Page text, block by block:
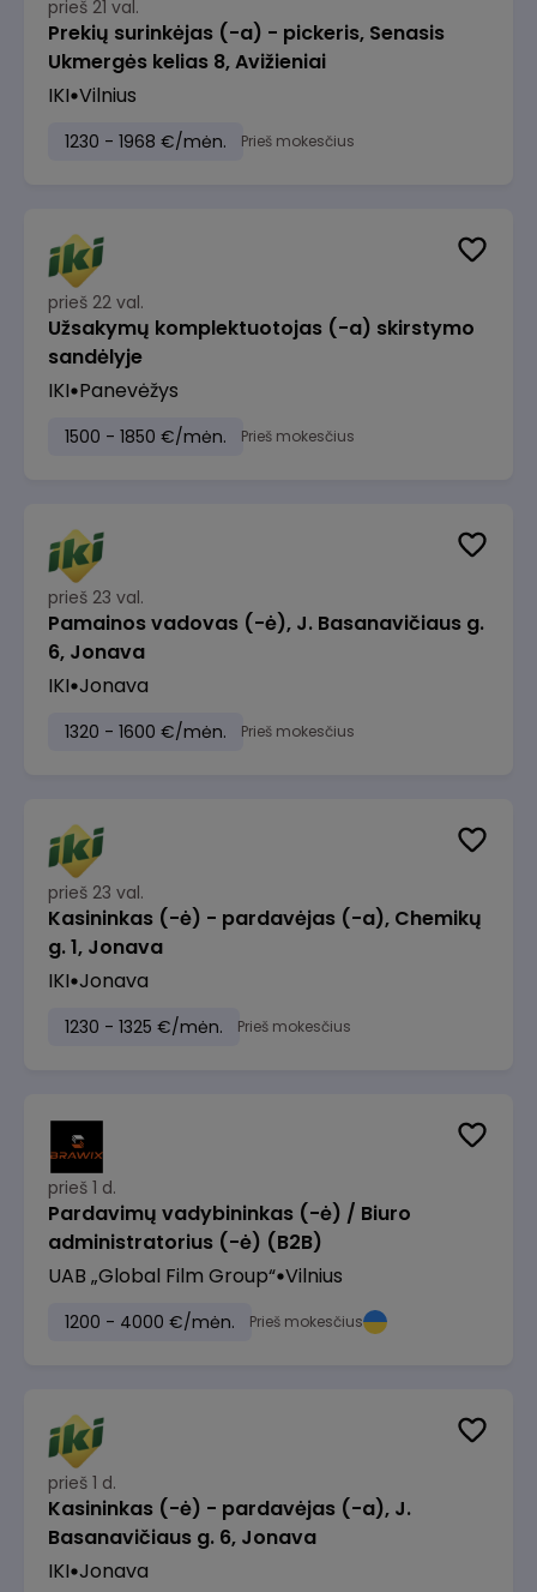
prieš 21 val.
Prekių surinkėjas (-a) - pickeris, Senasis
Ukmergės kelias 8, Avižieniai
IKI Vilnius
1230 - 1968 €/mėn. Prieš mokesčius
prieš 22 val.
Užsakymų komplektuotojas (-a) skirstymo
sandėlyje
IKI Panevėžys
1500 - 1850 €/mėn. Prieš mokesčius
prieš 23 val.
Pamainos vadovas (-ė), J. Basanavičiaus g.
6, Jonava
IKI Jonava
1320 - 1600 €/mėn. Prieš mokesčius
prieš 23 val.
Kasininkas (-ė) - pardavėjas (-a), Chemikų
g. 1, Jonava
IKI Jonava
1230 - 1325 €/mėn. Prieš mokesčius
prieš 1 d.
Pardavimų vadybininkas (-ė) / Biuro
administratorius (-ė) (B2B)
UAB „Global Film Group“ Vilnius
1200 - 4000 €/mėn. Prieš mokesčius
prieš 1 d.
Kasininkas (-ė) - pardavėjas (-a), J.
Basanavičiaus g. 6, Jonava
IKI Jonava